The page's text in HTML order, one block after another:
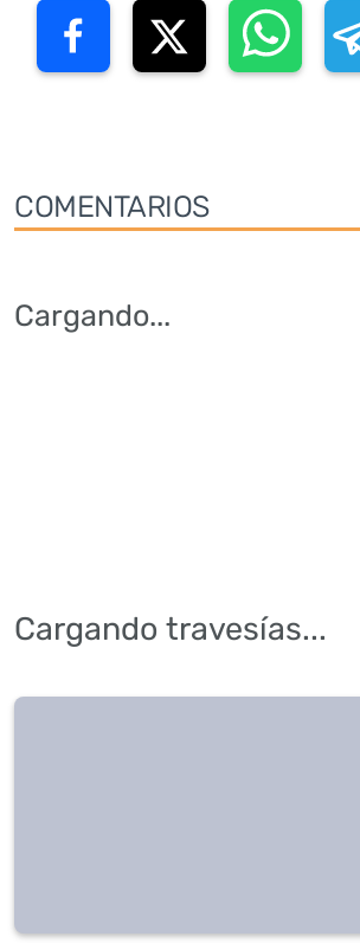
COMENTARIOS
Cargando...
Cargando travesías...